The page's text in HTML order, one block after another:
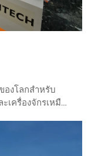
องโลกสำหรับ
เครื่องจักรเหมือง
แสดง...